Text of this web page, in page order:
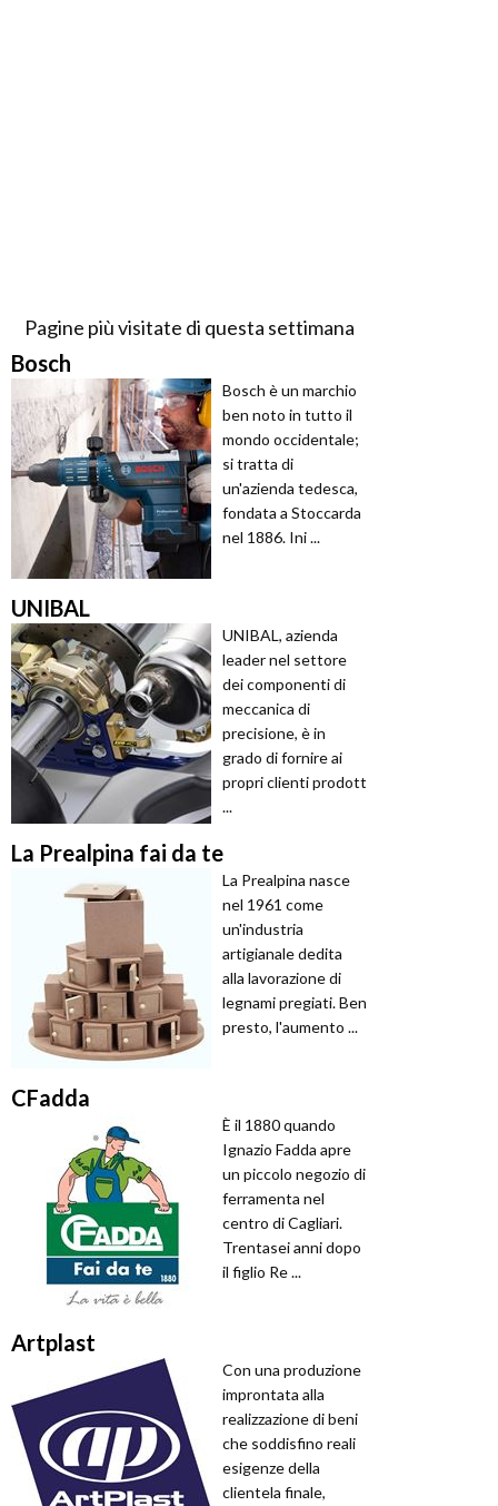
Pagine più visitate di questa settimana
Bosch
Bosch è un marchio
ben noto in tutto il
mondo occidentale;
si tratta di
un'azienda tedesca,
fondata a Stoccarda
nel 1886. Ini ...
UNIBAL
UNIBAL, azienda
leader nel settore
dei componenti di
meccanica di
precisione, è in
grado di fornire ai
propri clienti prodott
...
La Prealpina fai da te
La Prealpina nasce
nel 1961 come
un'industria
artigianale dedita
alla lavorazione di
legnami pregiati. Ben
presto, l'aumento ...
CFadda
È il 1880 quando
Ignazio Fadda apre
un piccolo negozio di
ferramenta nel
centro di Cagliari.
Trentasei anni dopo
il figlio Re ...
Artplast
Con una produzione
improntata alla
realizzazione di beni
che soddisfino reali
esigenze della
clientela finale,